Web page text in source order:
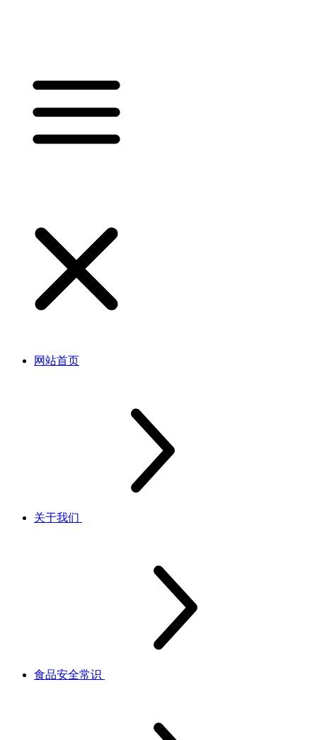
网站首页
关于我们
食品安全常识